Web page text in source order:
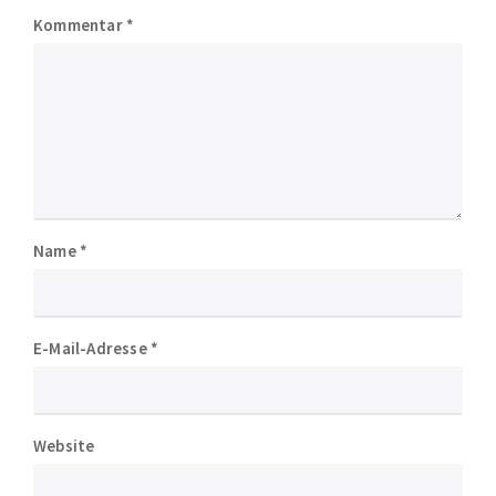
Kommentar *
Name *
E-Mail-Adresse *
Website